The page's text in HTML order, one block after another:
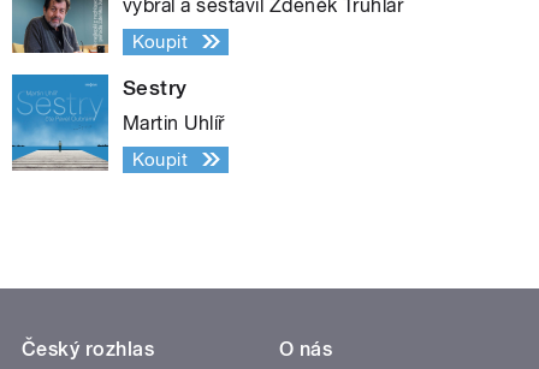
vybral a sestavil Zdeněk Truhlář
Koupit
Sestry
Martin Uhlíř
Koupit
Český rozhlas
O nás